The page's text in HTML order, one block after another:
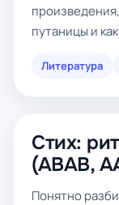
путаницы и
Литература
Стих:
(ABAB,
Понятно